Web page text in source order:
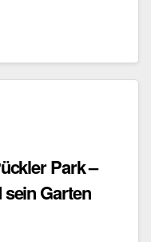
Park –
Garten